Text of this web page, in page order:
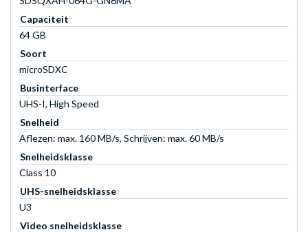
Capaciteit
64 GB
Soort
microSDXC
Businterface
UHS-I, High Speed
Snelheid
Aflezen: max. 160 MB/s, Schrijven: max. 60 MB/s
Snelheidsklasse
Class 10
UHS-snelheidsklasse
U3
Video snelheidsklasse